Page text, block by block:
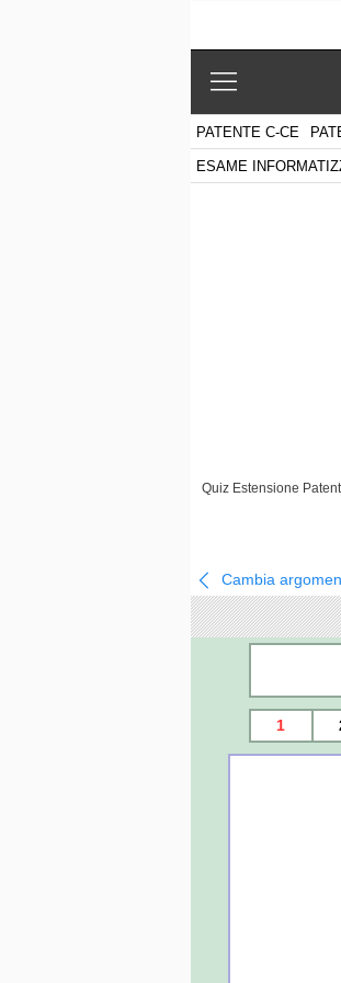
PATENTE C-CE
ESAME
Quiz Estensione
Cambia
1